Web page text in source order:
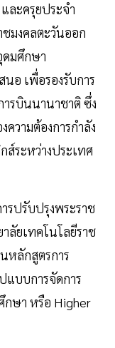
ละครุยประจำ
มงคลตะวันออก
ดมศึกษา
นอ เพื่อรองรับการ
รบินนานาชาติ ซึ่ง
ามต้องการกำลัง
ระหว่างประเทศ
รปรับปรุงพระราช
ลัยเทคโนโลยีราช
หลักสูตรการ
แบบการจัดการ
กษา หรือ Higher